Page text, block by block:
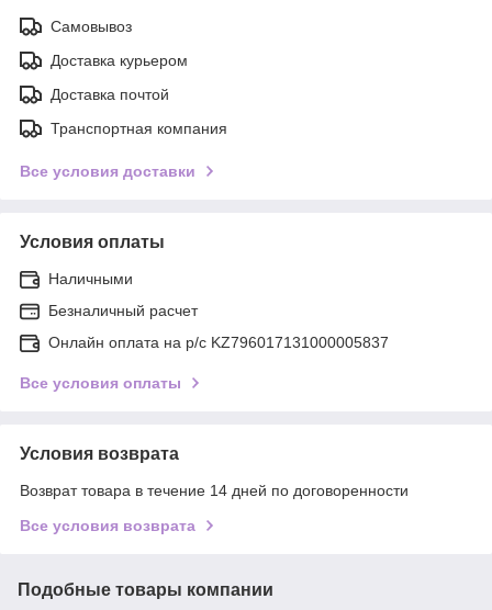
Самовывоз
Доставка курьером
Доставка почтой
Транспортная компания
Все условия доставки
Условия оплаты
Наличными
Безналичный расчет
Онлайн оплата на р/с KZ796017131000005837
Все условия оплаты
Условия возврата
Возврат товара в течение 14 дней по договоренности
Все условия возврата
Подобные товары компании